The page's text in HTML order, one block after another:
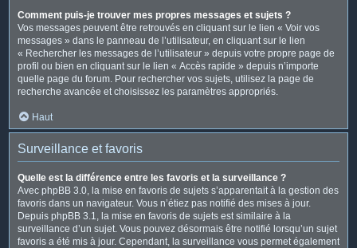
Comment puis-je trouver mes propres messages et sujets ?
Vos messages peuvent être retrouvés en cliquant sur le lien « Voir vos
messages » dans le panneau de l’utilisateur, en cliquant sur le lien
« Rechercher les messages de l’utilisateur » depuis votre propre page de
profil ou bien en cliquant sur le lien « Accès rapide » depuis n’importe
quelle page du forum. Pour rechercher vos sujets, utilisez la page de
recherche avancée et choisissez les paramètres appropriés.
Haut
Surveillance et favoris
Quelle est la différence entre les favoris et la surveillance ?
Avec phpBB 3.0, la mise en favoris de sujets s’apparentait à la gestion des
favoris dans un navigateur. Vous n’étiez pas notifié des mises à jour.
Depuis phpBB 3.1, la mise en favoris de sujets est similaire à la
surveillance d’un sujet. Vous pouvez désormais être notifié lorsqu’un sujet
favoris a été mis à jour. Cependant, la surveillance vous permet également